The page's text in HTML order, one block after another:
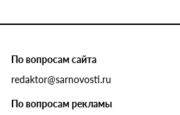
По вопросам сайта
redaktor@sarnovosti.ru
По вопросам рекламы